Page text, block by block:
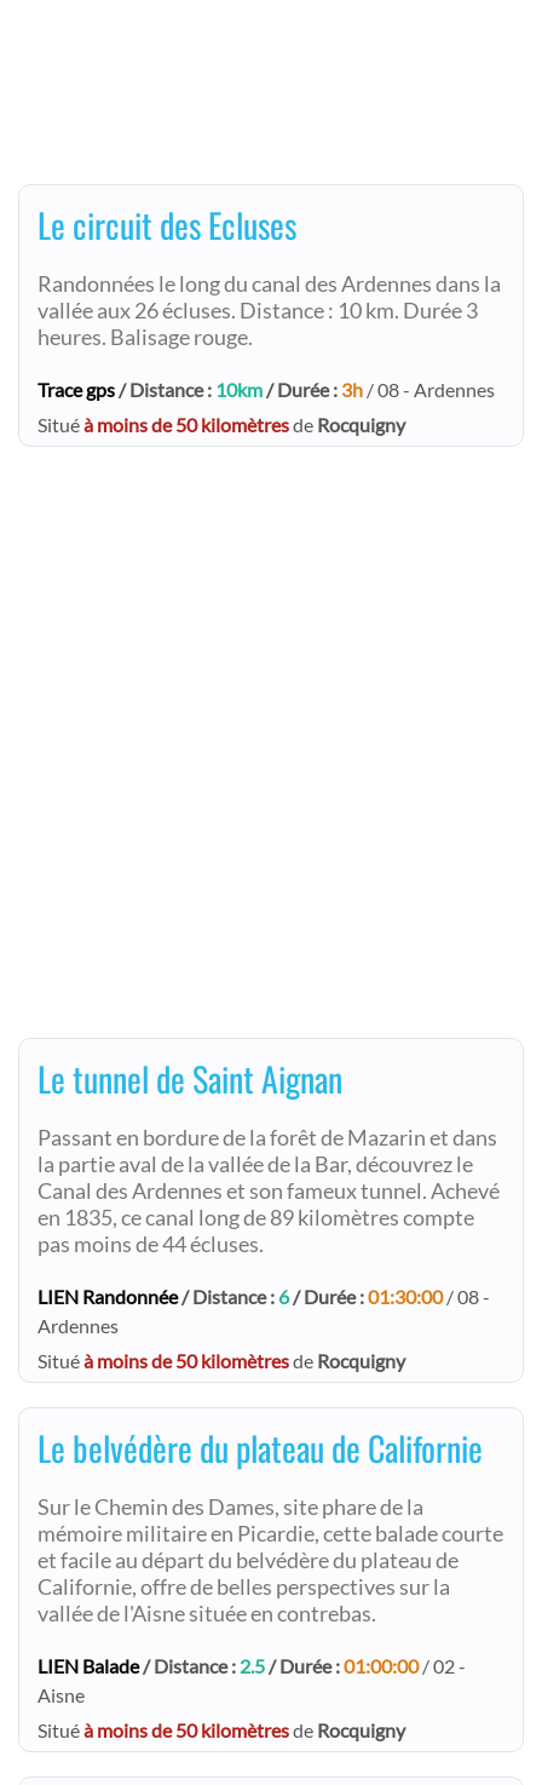
Le circuit des Ecluses
Randonnées le long du canal des Ardennes dans la
vallée aux 26 écluses. Distance : 10 km. Durée 3
heures. Balisage rouge.
Trace gps/ Distance : 10km/ Durée : 3h / 08 - Ardennes
Situéà moins de 50 kilomètresde Rocquigny
Le tunnel de Saint Aignan
Passant en bordure de la forêt de Mazarin et dans
la partie aval de la vallée de la Bar, découvrez le
Canal des Ardennes et son fameux tunnel. Achevé
en 1835, ce canal long de 89 kilomètres compte
pas moins de 44 écluses.
LIEN Randonnée/ Distance : 6/ Durée :01:30:00/ 08 -
Ardennes
Situéà moins de 50 kilomètresde Rocquigny
Le belvédère du plateau de Californie
Sur le Chemin des Dames, site phare de la
mémoire militaire en Picardie, cette balade courte
et facile au départ du belvédère du plateau de
Californie, offre de belles perspectives sur la
vallée de l'Aisne située en contrebas.
LIEN Balade/ Distance : 2.5/ Durée :01:00:00/ 02 -
Aisne
Situéà moins de 50 kilomètresde Rocquigny